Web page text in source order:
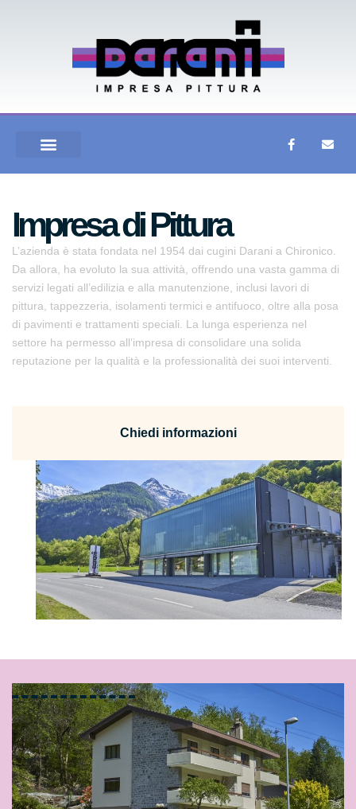
Impresa di Pittura
L’azienda è stata fondata nel 1954 dai cugini Darani a Chironico.
Da allora, ha evoluto la sua attività, offrendo una vasta gamma di
servizi legati all’edilizia e alla manutenzione, inclusi lavori di
pittura, tappezzeria, isolamenti termici e antifuoco, oltre alla posa
di pavimenti e trattamenti speciali. La lunga esperienza nel
settore ha permesso all’impresa di consolidare una solida
reputazione per la qualità e la professionalità dei suoi interventi.
Chiedi informazioni